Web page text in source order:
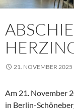
21. NOVEMBER 2025
Am 21. November
in Berlin-